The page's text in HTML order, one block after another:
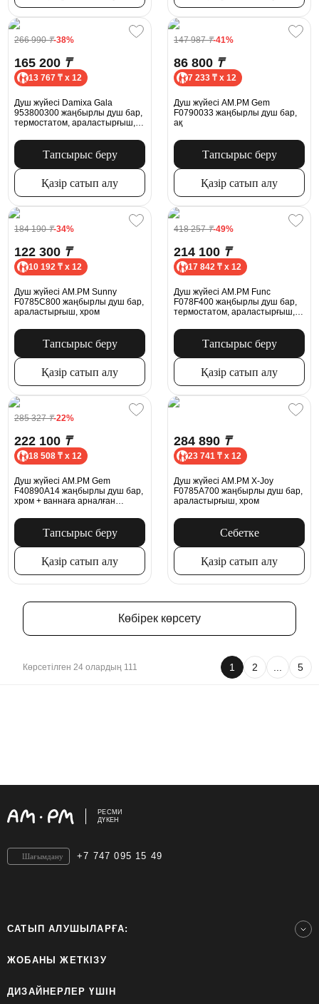
266 990₸-38%
165 200 ₸
13 767 ₸ x 12
Душ жүйесі Damixa Gala
953800300 жаңбырлы душ бар,
термостатом, араластырғыш,
Тапсырыс беру
Қазір сатып алу
147 987₸-41%
86 800 ₸
7 233 ₸ x 12
Душ жүйесі AM.PM Gem
F0790033 жаңбырлы душ бар,
ақ
Тапсырыс беру
Қазір сатып алу
184 190₸-34%
122 300 ₸
10 192 ₸ x 12
Душ жүйесі AM.PM Sunny
F0785C800 жаңбырлы душ бар,
араластырғыш, хром
Тапсырыс беру
Қазір сатып алу
418 257₸-49%
214 100 ₸
17 842 ₸ x 12
Душ жүйесі AM.PM Func
F078F400 жаңбырлы душ бар,
термостатом, араластырғыш,
Тапсырыс беру
Қазір сатып алу
285 327₸-22%
222 100 ₸
18 508 ₸ x 12
Душ жүйесі AM.PM Gem
F40890A14 жаңбырлы душ бар,
хром + ваннаға арналған
Тапсырыс беру
Қазір сатып алу
284 890 ₸
23 741 ₸ x 12
Душ жүйесі AM.PM X-Joy
F0785A700 жаңбырлы душ бар,
араластырғыш, хром
Себетке
Қазір сатып алу
Көбірек көрсету
Көрсетілген 24 олардың 111 1 2 ... 5
РЕСМИ
ДҮКЕН
+7 747 095 15 49
Шағымдану
САТЫП АЛУШЫЛАРҒА:
ЖОБАНЫ ЖЕТКІЗУ
ДИЗАЙНЕРЛЕР ҮШІН